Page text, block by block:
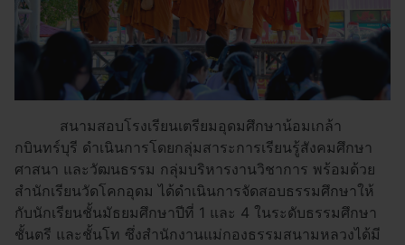
สนามสอบโรงเรียนเตรียมอุดมศึกษาน้อมเกล้า
กบินทร์บุรี ดำเนินการโดยกลุ่มสาระการเรียนรู้สังคมศึกษา
ศาสนา และวัฒนธรรม กลุ่มบริหารงานวิชาการ พร้อมด้วย
สำนักเรียนวัดโคกอุดม ได้ดำเนินการจัดสอบธรรมศึกษาให้
กับนักเรียนชั้นมัธยมศึกษาปีที่ 1 และ 4 ในระดับธรรมศึกษา
ชั้นตรี และชั้นโท ซึ่งสำนักงานแม่กองธรรมสนามหลวงได้มี